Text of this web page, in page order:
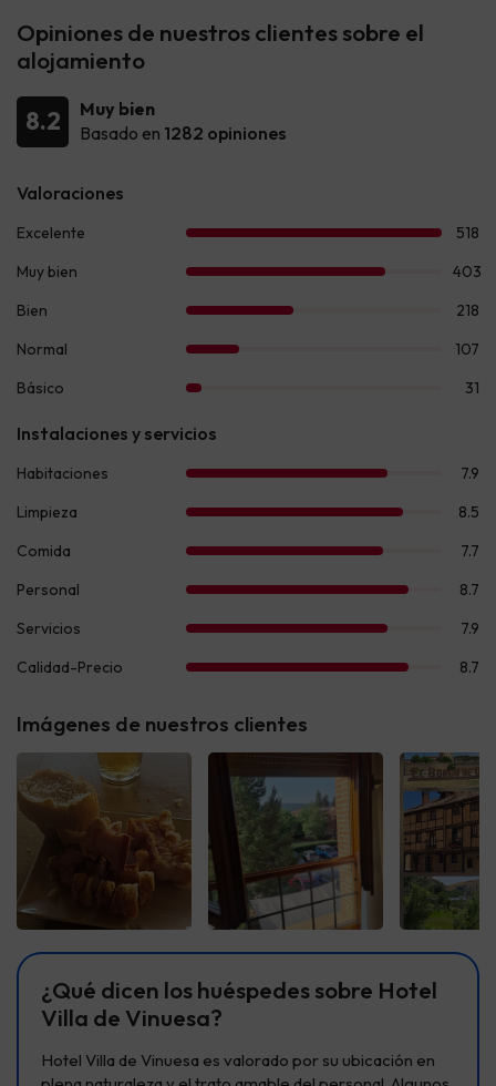
Opiniones de nuestros clientes sobre el
alojamiento
8.2
Muy bien
Basado en 1282 opiniones
Imágenes de nuestros clientes
¿Qué dicen los huéspedes sobre Hotel
Villa de Vinuesa?
Hotel Villa de Vinuesa es valorado por su ubicación en